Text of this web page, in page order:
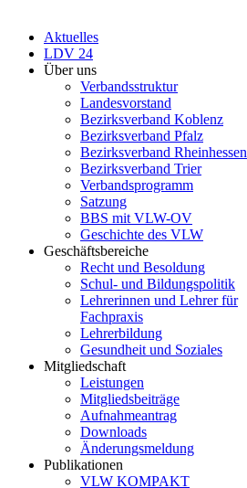
Aktuelles
LDV 24
Über uns
Verbandsstruktur
Landesvorstand
Bezirksverband Koblenz
Bezirksverband Pfalz
Bezirksverband Rheinhessen
Bezirksverband Trier
Verbandsprogramm
Satzung
BBS mit VLW-OV
Geschichte des VLW
Geschäftsbereiche
Recht und Besoldung
Schul- und Bildungspolitik
Lehrerinnen und Lehrer für
Fachpraxis
Lehrerbildung
Gesundheit und Soziales
Mitgliedschaft
Leistungen
Mitgliedsbeiträge
Aufnahmeantrag
Downloads
Änderungsmeldung
Publikationen
VLW KOMPAKT